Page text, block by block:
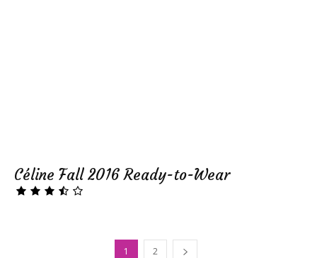
Céline Fall 2016 Ready-to-Wear
1 2